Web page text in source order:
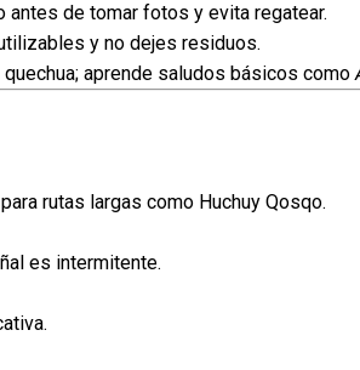
antes de tomar fotos y evita regatear.
y no dejes residuos.
aprende saludos básicos como
rutas largas como Huchuy Qosqo.
es intermitente.